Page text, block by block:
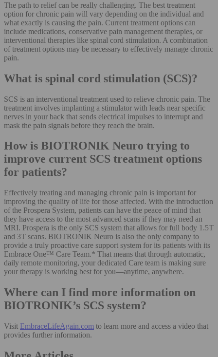
The path to relief can be really challenging. The best treatment
option for chronic pain will vary depending on the individual and
what exactly is causing the pain. Current treatment options can
include medications, conservative pain management therapies, or
interventional therapies like spinal cord stimulation. A combination
of treatment options may be necessary to effectively manage chronic
pain.
What is spinal cord stimulation (SCS)?
SCS is an interventional treatment used to relieve chronic pain. The
treatment involves implanting a stimulator with leads near specific
nerves in your back that sends electrical impulses to interrupt and
mask the pain signals before they reach the brain.
How is BIOTRONIK Neuro trying to
improve current SCS treatment options
for patients?
Effectively treating and managing chronic pain is important for
improving the quality of life for those affected. With the introduction
of the Prospera System, patients can have the peace of mind that
they have access to the most advanced scans if they may need an
MRI. Prospera is the only SCS system that allows for full body 1.5T
and 3T scans. BIOTRONIK Neuro is also the only company to
provide a truly proactive care support system for its patients with its
Embrace One™ Care Team.* That means that through automatic,
daily remote monitoring, your dedicated Care team is making sure
your therapy is working best for you—anytime, anywhere.
Where can I find more information on
BIOTRONIK’s SCS system?
Visit EmbraceLifeAgain.com to learn more and access a video that
provides further information.